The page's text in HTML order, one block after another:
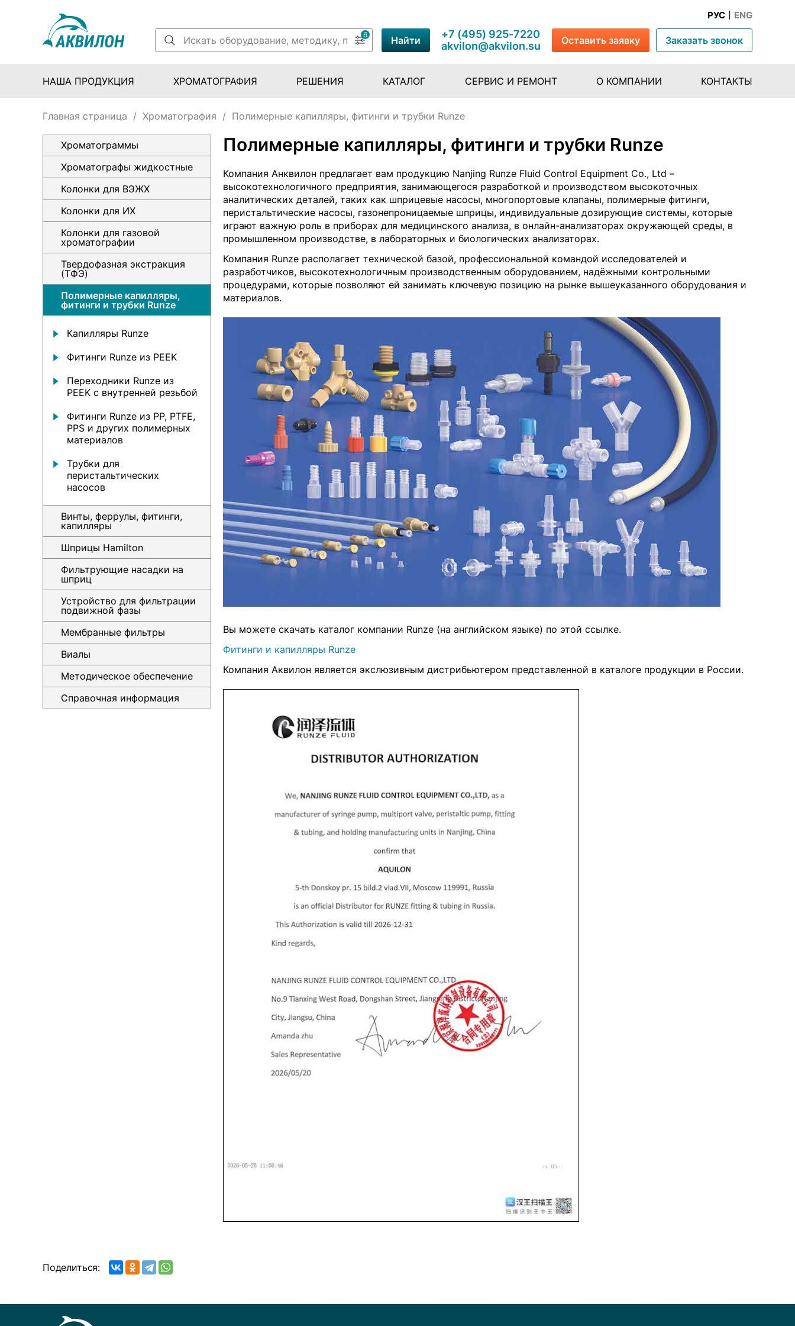
РУС ENG
6 Найти
+7 (495) 925-7220
akvilon@akvilon.su
Оставить заявку Заказать звонок
НАША ПРОДУКЦИЯ ХРОМАТОГРАФИЯ РЕШЕНИЯ КАТАЛОГ СЕРВИС И РЕМОНТ О КОМПАНИИ КОНТАКТЫ
Главная страница / Хроматография / Полимерные капилляры, фитинги и трубки Runze
Полимерные капилляры, фитинги и трубки Runze
Компания Анквилон предлагает вам продукцию Nanjing Runze Fluid Control Equipment Co., Ltd –
высокотехнологичного предприятия, занимающегося разработкой и производством высокоточных
аналитических деталей, таких как шприцевые насосы, многопортовые клапаны, полимерные фитинги,
перистальтические насосы, газонепроницаемые шприцы, индивидуальные дозирующие системы, которые
играют важную роль в приборах для медицинского анализа, в онлайн-анализаторах окружающей среды, в
промышленном производстве, в лабораторных и биологических анализаторах.
Компания Runze располагает технической базой, профессиональной командой исследователей и
разработчиков, высокотехнологичным производственным оборудованием, надёжными контрольными
процедурами, которые позволяют ей занимать ключевую позицию на рынке вышеуказанного оборудования и
материалов.
Вы можете скачать каталог компании Runze (на английском языке) по этой ссылке.
Фитинги и капилляры Runze
Компания Аквилон является экслюзивным дистрибьютером представленной в каталоге продукции в России.
Хроматограммы
Хроматографы жидкостные
Колонки для ВЭЖХ
Колонки для ИХ
Колонки для газовой
хроматографии
Твердофазная экстракция
(ТФЭ)
Полимерные капилляры,
фитинги и трубки Runze
Капилляры Runze
Фитинги Runze из PEEK
Переходники Runze из
PEEK с внутренней резьбой
Фитинги Runze из PP, PTFE,
PPS и других полимерных
материалов
Трубки для
перистальтических
насосов
Винты, феррулы, фитинги,
капилляры
Шприцы Hamilton
Фильтрующие насадки на
шприц
Устройство для фильтрации
подвижной фазы
Мембранные фильтры
Виалы
Методическое обеспечение
Справочная информация
Поделиться: